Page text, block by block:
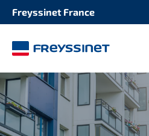
Freyssinet France